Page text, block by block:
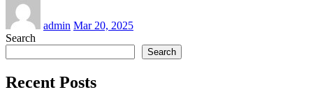
admin Mar 20, 2025
Search
Search
Recent Posts